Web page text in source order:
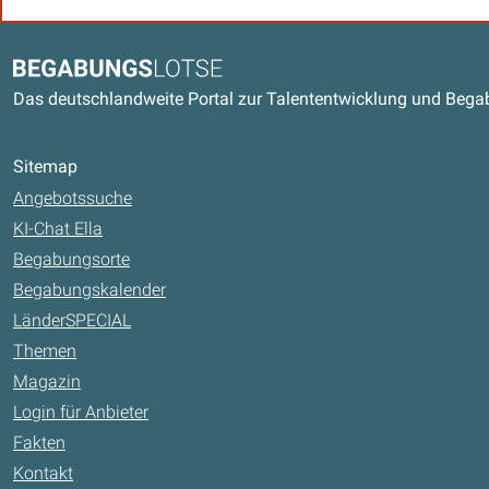
Kontaktdaten und weitere Links
Begabungslotse
Das deutschlandweite Portal zur Talententwicklung und
Sitemap
Angebotssuche
KI-Chat Ella
Begabungsorte
Begabungskalender
LänderSPECIAL
Themen
Magazin
Login für Anbieter
Fakten
Kontakt